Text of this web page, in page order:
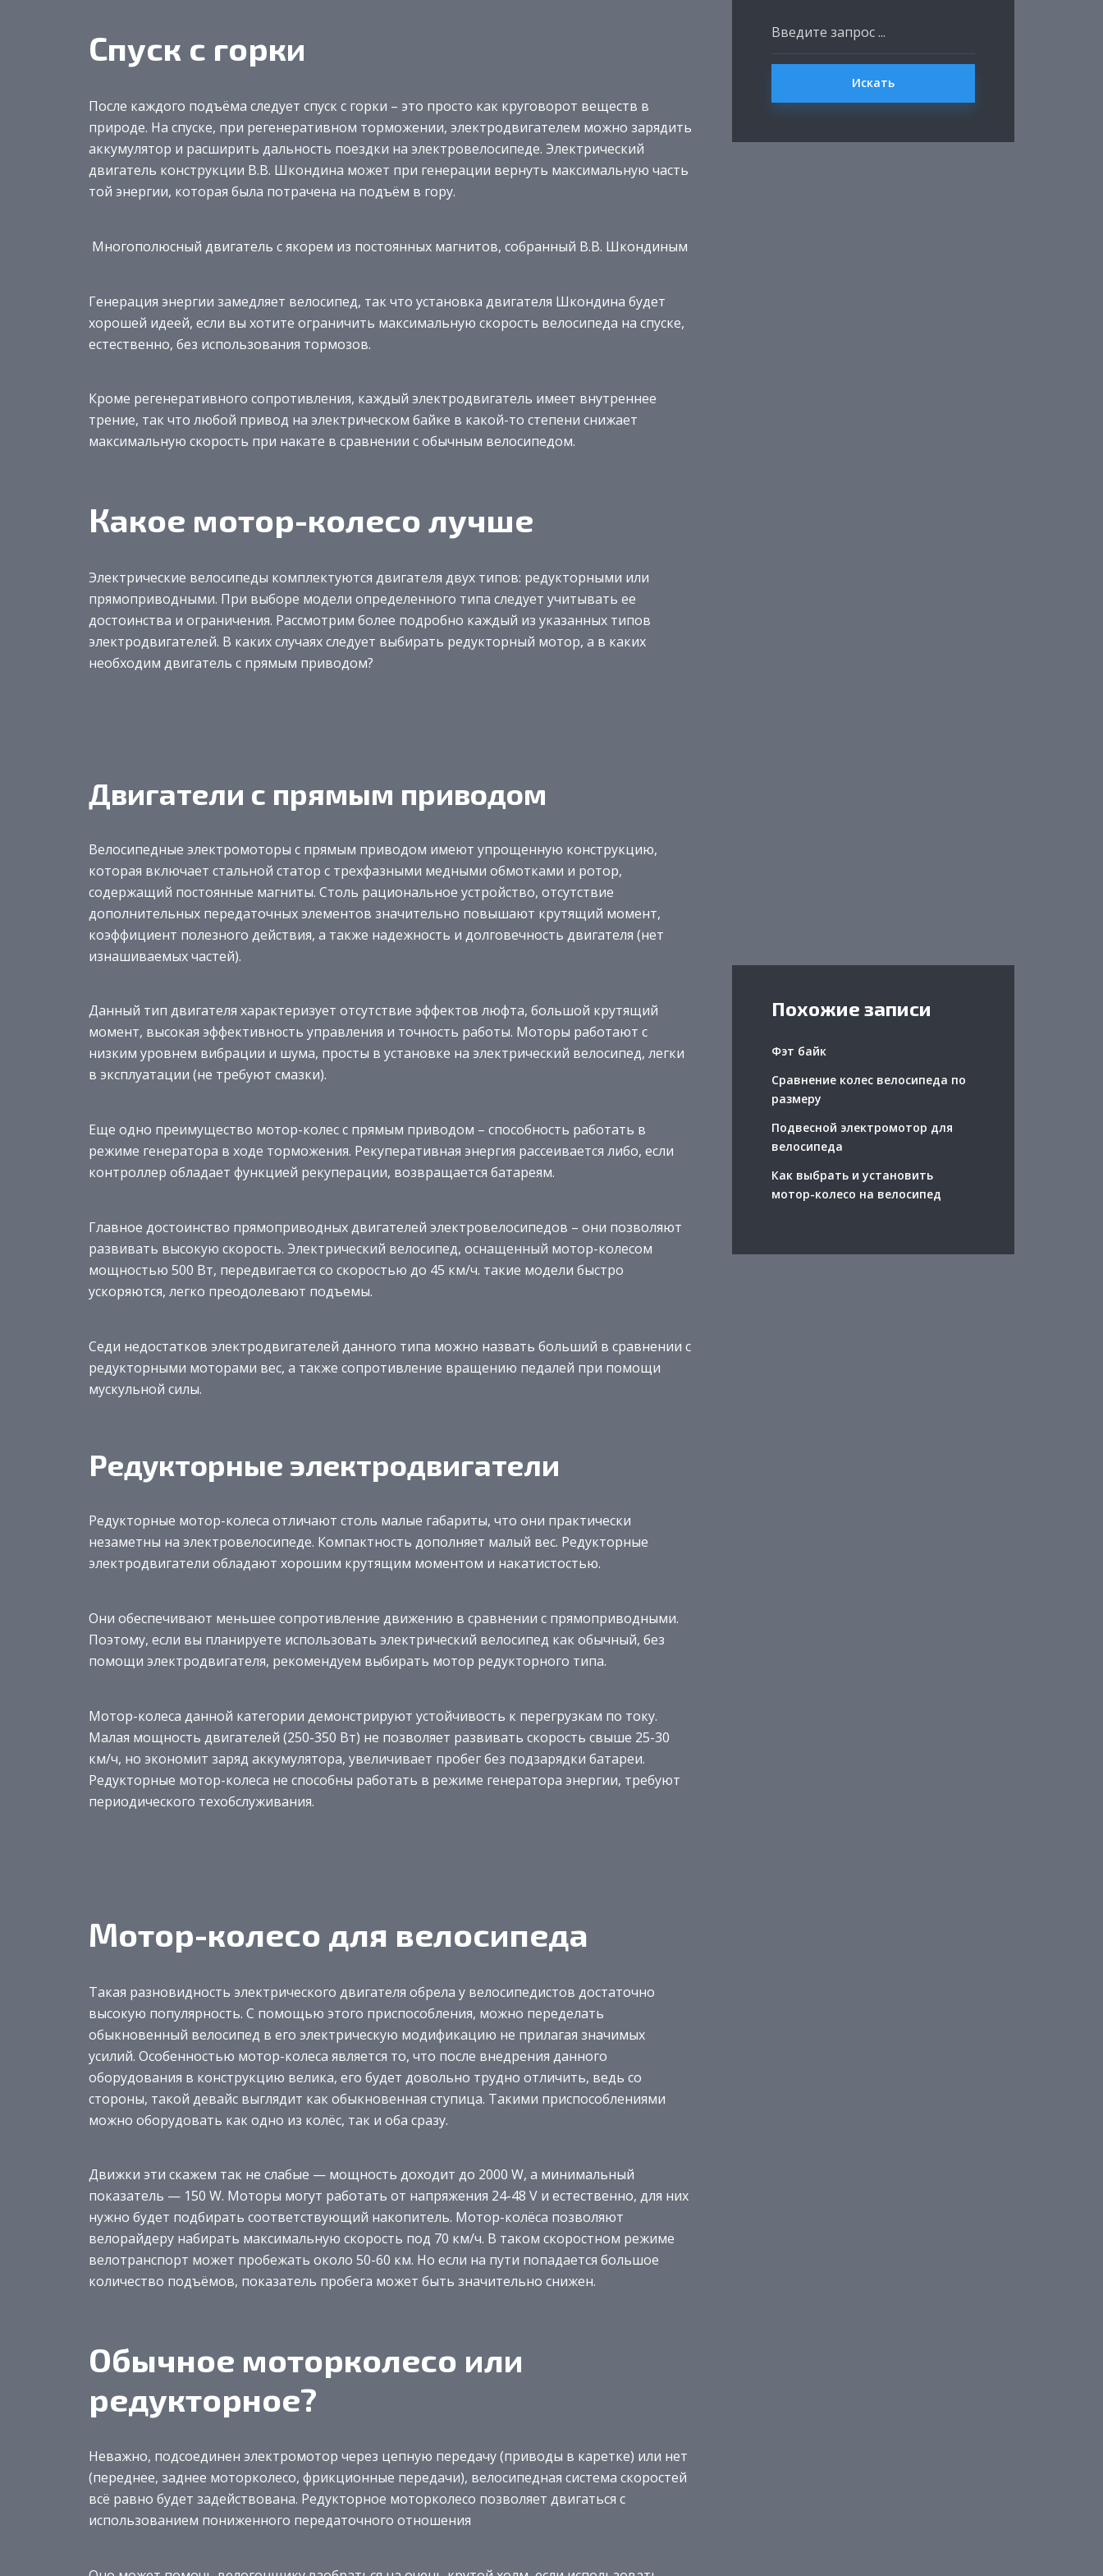
Спуск с горки
После каждого подъёма следует спуск с горки – это просто как круговорот веществ в
природе. На спуске, при регенеративном торможении, электродвигателем можно зарядить
аккумулятор и расширить дальность поездки на электровелосипеде. Электрический
двигатель конструкции В.В. Шкондина может при генерации вернуть максимальную часть
той энергии, которая была потрачена на подъём в гору.
Многополюсный двигатель с якорем из постоянных магнитов, собранный В.В. Шкондиным
Генерация энергии замедляет велосипед, так что установка двигателя Шкондина будет
хорошей идеей, если вы хотите ограничить максимальную скорость велосипеда на спуске,
естественно, без использования тормозов.
Кроме регенеративного сопротивления, каждый электродвигатель имеет внутреннее
трение, так что любой привод на электрическом байке в какой-то степени снижает
максимальную скорость при накате в сравнении с обычным велосипедом.
Какое мотор-колесо лучше
Электрические велосипеды комплектуются двигателя двух типов: редукторными или
прямоприводными. При выборе модели определенного типа следует учитывать ее
достоинства и ограничения. Рассмотрим более подробно каждый из указанных типов
электродвигателей. В каких случаях следует выбирать редукторный мотор, а в каких
необходим двигатель с прямым приводом?
Двигатели с прямым приводом
Велосипедные электромоторы с прямым приводом имеют упрощенную конструкцию,
которая включает стальной статор с трехфазными медными обмотками и ротор,
содержащий постоянные магниты. Столь рациональное устройство, отсутствие
дополнительных передаточных элементов значительно повышают крутящий момент,
коэффициент полезного действия, а также надежность и долговечность двигателя (нет
изнашиваемых частей).
Данный тип двигателя характеризует отсутствие эффектов люфта, большой крутящий
момент, высокая эффективность управления и точность работы. Моторы работают с
низким уровнем вибрации и шума, просты в установке на электрический велосипед, легки
в эксплуатации (не требуют смазки).
Еще одно преимущество мотор-колес с прямым приводом – способность работать в
режиме генератора в ходе торможения. Рекуперативная энергия рассеивается либо, если
контроллер обладает функцией рекуперации, возвращается батареям.
Главное достоинство прямоприводных двигателей электровелосипедов – они позволяют
развивать высокую скорость. Электрический велосипед, оснащенный мотор-колесом
мощностью 500 Вт, передвигается со скоростью до 45 км/ч. такие модели быстро
ускоряются, легко преодолевают подъемы.
Седи недостатков электродвигателей данного типа можно назвать больший в сравнении с
редукторными моторами вес, а также сопротивление вращению педалей при помощи
мускульной силы.
Редукторные электродвигатели
Редукторные мотор-колеса отличают столь малые габариты, что они практически
незаметны на электровелосипеде. Компактность дополняет малый вес. Редукторные
электродвигатели обладают хорошим крутящим моментом и накатистостью.
Они обеспечивают меньшее сопротивление движению в сравнении с прямоприводными.
Поэтому, если вы планируете использовать электрический велосипед как обычный, без
помощи электродвигателя, рекомендуем выбирать мотор редукторного типа.
Мотор-колеса данной категории демонстрируют устойчивость к перегрузкам по току.
Малая мощность двигателей (250-350 Вт) не позволяет развивать скорость свыше 25-30
км/ч, но экономит заряд аккумулятора, увеличивает пробег без подзарядки батареи.
Редукторные мотор-колеса не способны работать в режиме генератора энергии, требуют
периодического техобслуживания.
Мотор-колесо для велосипеда
Такая разновидность электрического двигателя обрела у велосипедистов достаточно
высокую популярность. С помощью этого приспособления, можно переделать
обыкновенный велосипед в его электрическую модификацию не прилагая значимых
усилий. Особенностью мотор-колеса является то, что после внедрения данного
оборудования в конструкцию велика, его будет довольно трудно отличить, ведь со
стороны, такой девайс выглядит как обыкновенная ступица. Такими приспособлениями
можно оборудовать как одно из колёс, так и оба сразу.
Движки эти скажем так не слабые — мощность доходит до 2000 W, а минимальный
показатель — 150 W. Моторы могут работать от напряжения 24-48 V и естественно, для них
нужно будет подбирать соответствующий накопитель. Мотор-колёса позволяют
велорайдеру набирать максимальную скорость под 70 км/ч. В таком скоростном режиме
велотранспорт может пробежать около 50-60 км. Но если на пути попадается большое
количество подъёмов, показатель пробега может быть значительно снижен.
Обычное моторколесо или
редукторное?
Неважно, подсоединен электромотор через цепную передачу (приводы в каретке) или нет
(переднее, заднее моторколесо, фрикционные передачи), велосипедная система скоростей
всё равно будет задействована. Редукторное моторколесо позволяет двигаться с
использованием пониженного передаточного отношения
Искать
Похожие записи
Фэт байк
Сравнение колес велосипеда по
размеру
Подвесной электромотор для
велосипеда
Как выбрать и установить
мотор-колесо на велосипед